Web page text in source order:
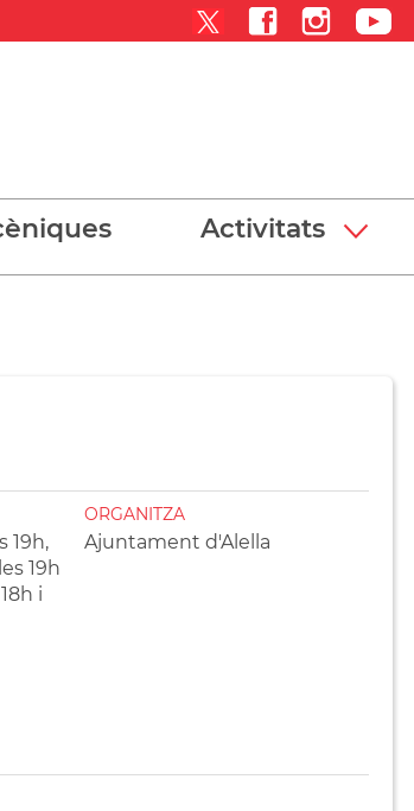
Activitats
19h,
19h
i
ORGANITZA
Ajuntament d'Alella